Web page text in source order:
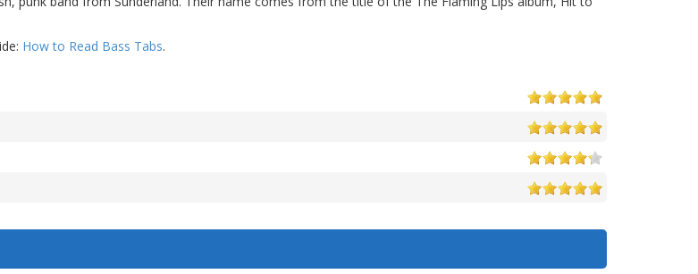
How to Read Bass Tabs.